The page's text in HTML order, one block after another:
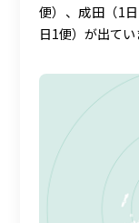
便）、成田（1
日1便）が出てい